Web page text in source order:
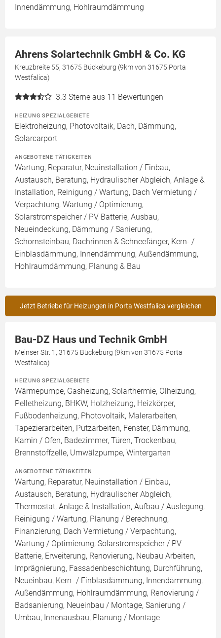
Innendämmung, Hohlraumdämmung
Ahrens Solartechnik GmbH & Co. KG
Kreuzbreite 55, 31675 Bückeburg (9km von 31675 Porta
Westfalica)
3.3 Sterne aus 11 Bewertungen
HEIZUNG SPEZIALGEBIETE
Elektroheizung, Photovoltaik, Dach, Dämmung,
Solarcarport
ANGEBOTENE TÄTIGKEITEN
Wartung, Reparatur, Neuinstallation / Einbau,
Austausch, Beratung, Hydraulischer Abgleich, Anlage &
Installation, Reinigung / Wartung, Dach Vermietung /
Verpachtung, Wartung / Optimierung,
Solarstromspeicher / PV Batterie, Ausbau,
Neueindeckung, Dämmung / Sanierung,
Schornsteinbau, Dachrinnen & Schneefänger, Kern- /
Einblasdämmung, Innendämmung, Außendämmung,
Hohlraumdämmung, Planung & Bau
Jetzt Betriebe für Heizungen in Porta Westfalica vergleichen
Bau-DZ Haus und Technik GmbH
Meinser Str. 1, 31675 Bückeburg (9km von 31675 Porta
Westfalica)
HEIZUNG SPEZIALGEBIETE
Wärmepumpe, Gasheizung, Solarthermie, Ölheizung,
Pelletheizung, BHKW, Holzheizung, Heizkörper,
Fußbodenheizung, Photovoltaik, Malerarbeiten,
Tapezierarbeiten, Putzarbeiten, Fenster, Dämmung,
Kamin / Ofen, Badezimmer, Türen, Trockenbau,
Brennstoffzelle, Umwälzpumpe, Wintergarten
ANGEBOTENE TÄTIGKEITEN
Wartung, Reparatur, Neuinstallation / Einbau,
Austausch, Beratung, Hydraulischer Abgleich,
Thermostat, Anlage & Installation, Aufbau / Auslegung,
Reinigung / Wartung, Planung / Berechnung,
Finanzierung, Dach Vermietung / Verpachtung,
Wartung / Optimierung, Solarstromspeicher / PV
Batterie, Erweiterung, Renovierung, Neubau Arbeiten,
Imprägnierung, Fassadenbeschichtung, Durchführung,
Neueinbau, Kern- / Einblasdämmung, Innendämmung,
Außendämmung, Hohlraumdämmung, Renovierung /
Badsanierung, Neueinbau / Montage, Sanierung /
Umbau, Innenausbau, Planung / Montage